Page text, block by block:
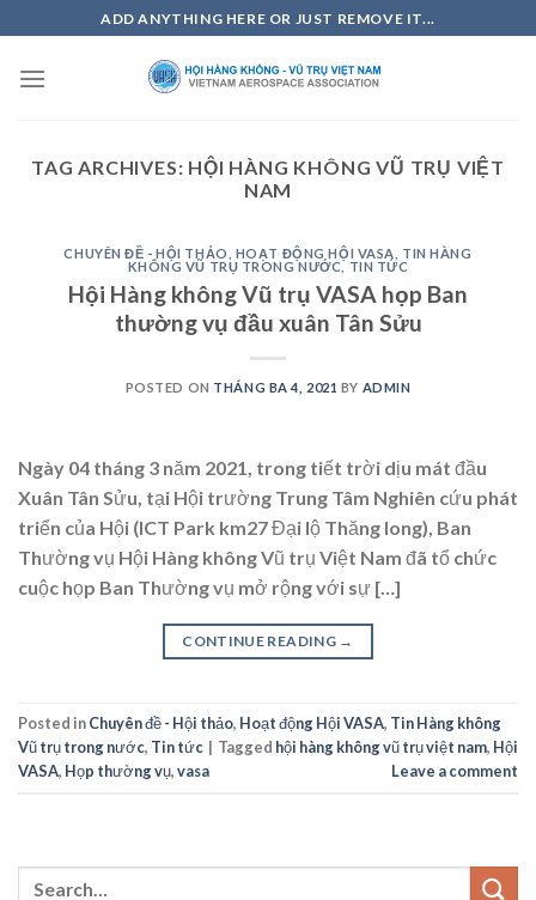
to
content
ADD ANYTHING HERE OR JUST REMOVE IT...
TAG ARCHIVES: HỘI HÀNG KHÔNG VŨ TRỤ VIỆT
NAM
CHUYÊN ĐỀ - HỘI THẢO HOẠT ĐỘNG HỘI VASA
TIN HÀNG
KHÔNG VŨ TRỤ TRONG NƯỚC, TIN TỨC
Hội Hàng không Vũ trụ VASA họp Ban
thường vụ đầu xuân Tân Sửu
POSTED ON THÁNG BA 4, 2021 BY ADMIN
Ngày 04 tháng 3 năm 2021, trong tiết trời dịu mát đầu
Xuân Tân Sửu, tại Hội trường Trung Tâm Nghiên cứu phát
triển của Hội (ICT Park km27 Đại lộ Thăng long), Ban
Thường vụ Hội Hàng không Vũ trụ Việt Nam đã tổ chức
cuộc họp Ban Thường vụ mở rộng với sự […]
CONTINUE READING →
Posted inChuyên đề - Hội thảo, Hoạt động Hội VASA, Tin Hàng không
Vũ trụ trong nước, Tin tức | Tagged hội hàng không vũ trụ việt nam, Hội
VASA, Họp thường vụ,vasa Leave a comment